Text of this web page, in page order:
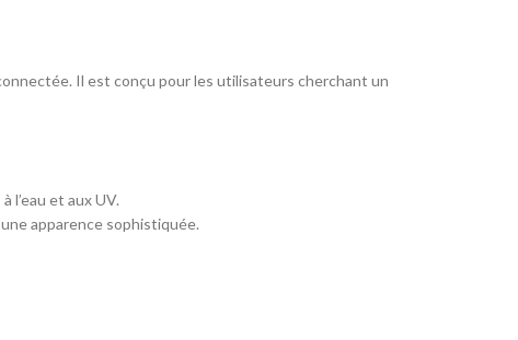
Il est conçu pour les utilisateurs cherchant un
et aux UV.
apparence sophistiquée.